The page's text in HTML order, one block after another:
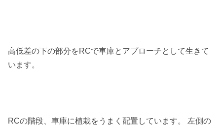
高低差の下の部分をRCで車庫とアプローチとして生きて
います。
RCの階段、車庫に植栽をうまく配置しています。 左側の